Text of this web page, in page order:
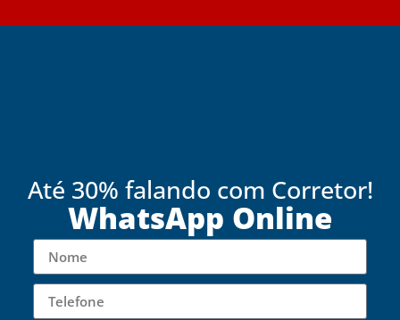
Até 30% falando com Corretor!
WhatsApp Online